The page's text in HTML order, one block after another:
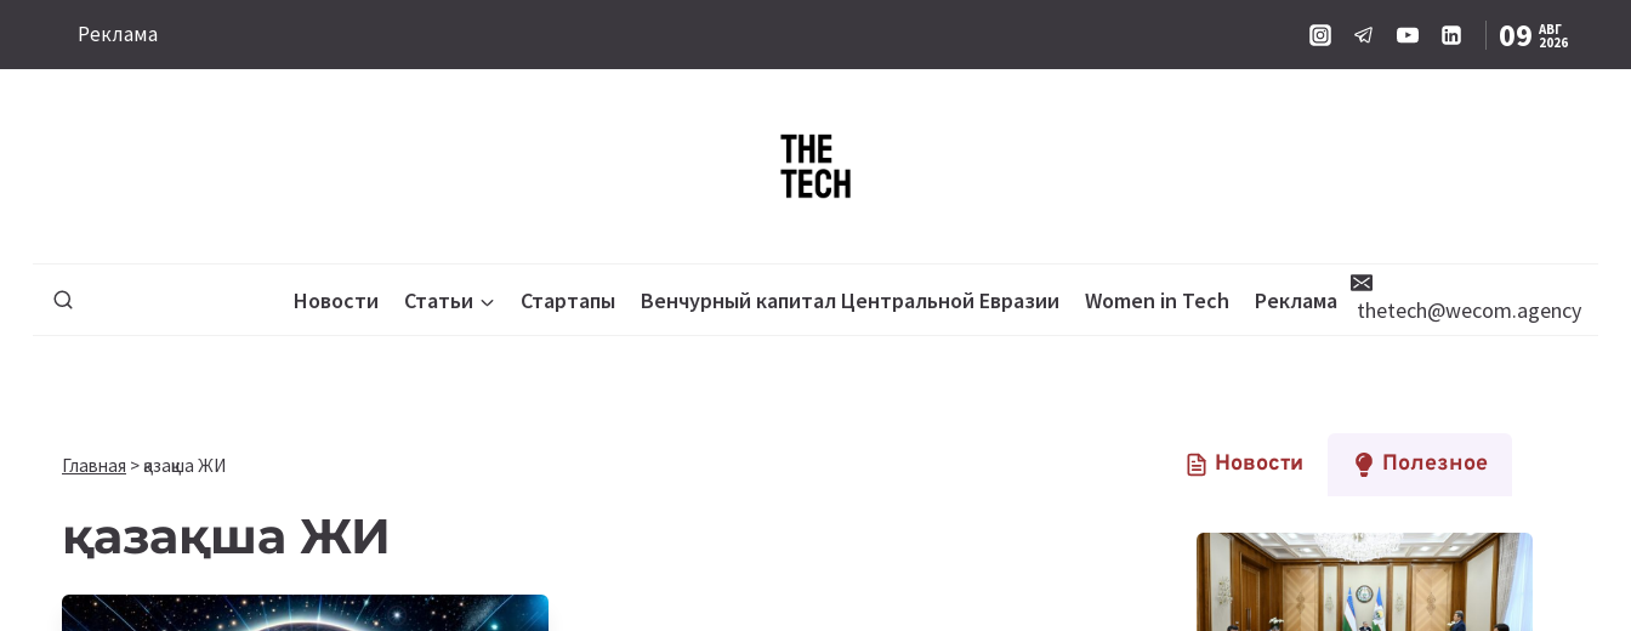
Реклама 09 АВГ
2026
Новости Статьи Стартапы Венчурный капитал Центральной Евразии Women in Tech Реклама thetech@wecom.agency
Главная >қазақша ЖИ
қазақша ЖИ
Новости Полезное